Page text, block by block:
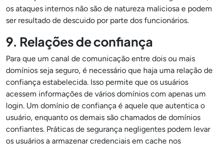
os ataques internos não são de natureza maliciosa e podem
ser resultado de descuido por parte dos funcionários.
9. Relações de confiança
Para que um canal de comunicação entre dois ou mais
domínios seja seguro, é necessário que haja uma relação de
confiança estabelecida. Isso permite que os usuários
acessem informações de vários domínios com apenas um
login. Um domínio de confiança é aquele que autentica o
usuário, enquanto os demais são chamados de domínios
confiantes. Práticas de segurança negligentes podem levar
os usuários a armazenar credenciais em cache nos